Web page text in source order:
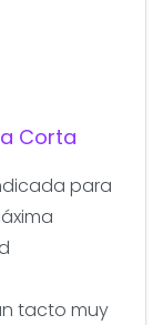
Corta
para
tacto muy